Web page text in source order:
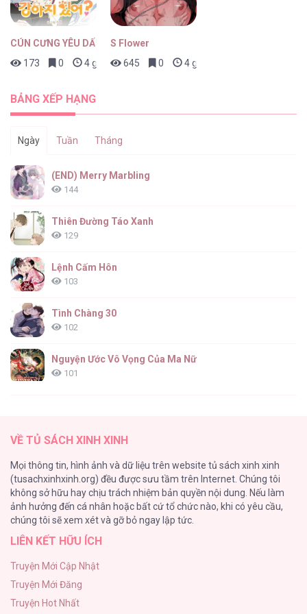
Mèo Meo [...] – Chap 2
Mèo Meo [...] – Chap 1.9
Mèo Meo [...] – Chap 1.8
Mèo Meo [...] – Chap 1.7
Tuyển Tập GL Ngắn Nhà Mèo Méo Meo
Mèo Meo [...] – Chap 1.6
CÚN CƯNG YÊU DẤU
173
0 4 giờ trước
S Flower
645
0 4 giờ trước
BẢNG XẾP HẠNG
Ngày Tuần Tháng
(END) Merry Marbling
144
Thiên Đường Táo Xanh
129
Lệnh Cấm Hôn
103
Tình Chàng 30
102
Nguyện Ước Vô Vọng Của Ma Nữ
101
95
Búp Măng Hư Và Đối Tác Hoàn Hảo
86
A Nào, Ngậm Thìa Vàng Nhé?
Liveta
72
VỀ TỦ SÁCH XINH XINH
Mọi thông tin, hình ảnh và dữ liệu trên website tủ sách xinh xinh
(tusachxinhxinh.org) đều được sưu tầm trên Internet. Chúng tôi
không sở hữu hay chịu trách nhiệm bản quyền nội dung. Nếu làm
ảnh hưởng đến cá nhân hoặc bất cứ tổ chức nào, khi có yêu cầu,
chúng tôi sẽ xem xét và gỡ bỏ ngay lập tức.
LIÊN KẾT HỮU ÍCH
Truyện Mới Cập Nhật
Truyện Mới Đăng
Truyện Hot Nhất